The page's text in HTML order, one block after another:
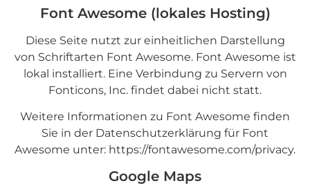
Font Awesome (lokales Hosting)
Diese Seite nutzt zur einheitlichen Darstellung
von Schriftarten Font Awesome. Font Awesome ist
lokal installiert. Eine Verbindung zu Servern von
Fonticons, Inc. findet dabei nicht statt.
Weitere Informationen zu Font Awesome finden
Sie in der Datenschutzerklärung für Font
Awesome unter: https://fontawesome.com/privacy.
Google Maps